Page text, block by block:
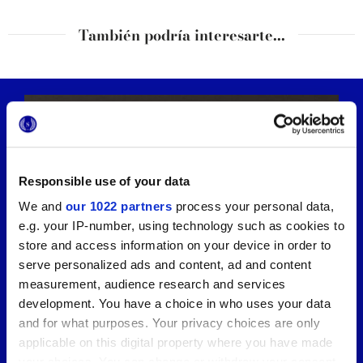
Responsible use of your data
We and our 1022 partners process your personal data,
e.g. your IP-number, using technology such as cookies to
store and access information on your device in order to
serve personalized ads and content, ad and content
measurement, audience research and services
development. You have a choice in who uses your data
and for what purposes. Your privacy choices are only
applicable on this digital property where you have made
También podría interesarte...